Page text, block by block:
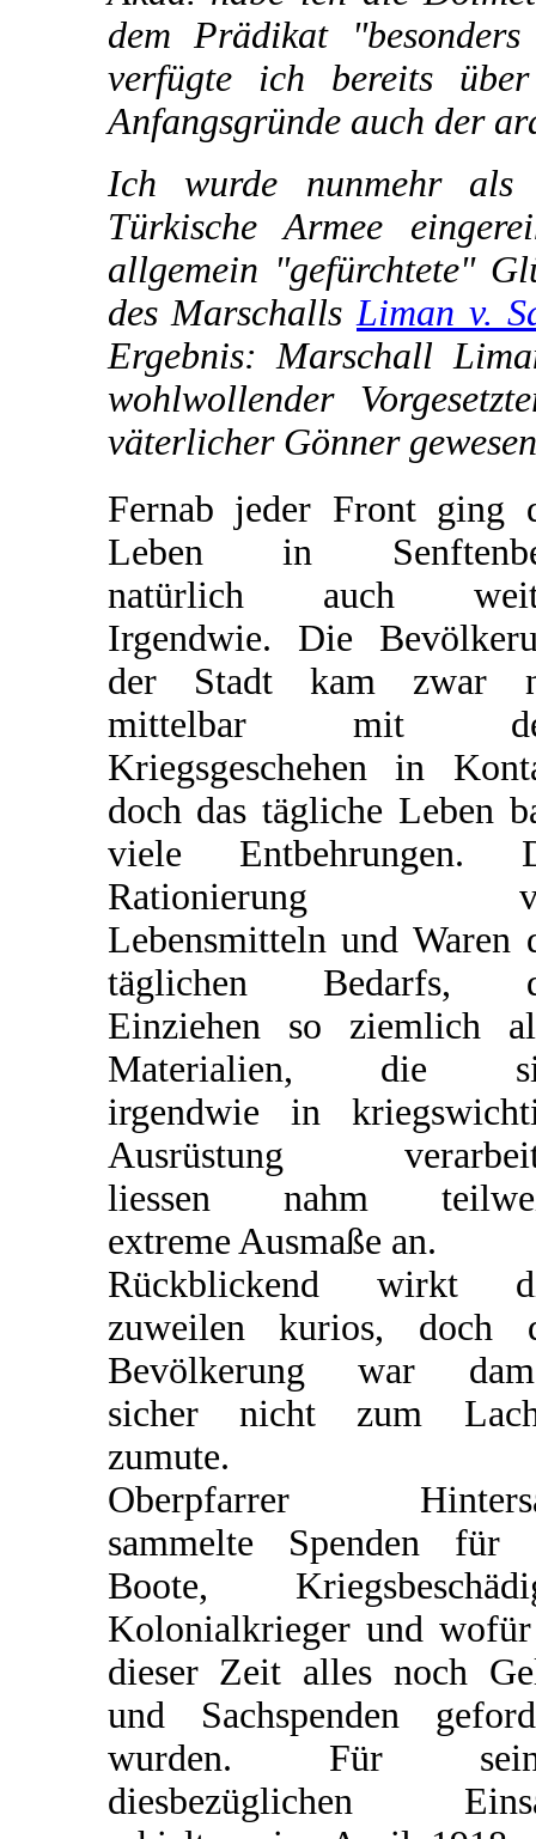
dem Prädikat "besonders
verfügte ich bereits
Anfangsgründe auch der
Ich wurde nunmehr
Türkische Armee
allgemein "gefürchtete"
des Marschalls Liman v.
Ergebnis: Marschall
wohlwollender
väterlicher Gönner
Fernab jeder Front ging
Leben in
natürlich auch
Irgendwie. Die
der Stadt kam zwar
mittelbar mit
Kriegsgeschehen in
doch das tägliche Leben
viele Entbehrungen.
Rationierung
Lebensmitteln und Waren
täglichen Bedarfs,
Einziehen so ziemlich
Materialien, die
irgendwie in
Ausrüstung
liessen nahm
extreme Ausmaße an.
Rückblickend wirkt
zuweilen kurios, doch
Bevölkerung war
sicher nicht zum
zumute.
Oberpfarrer
sammelte Spenden für
Boote,
Kolonialkrieger und
dieser Zeit alles noch
und Sachspenden
wurden. Für
diesbezüglichen